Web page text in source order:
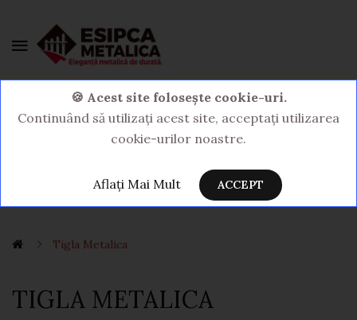
0 Produs(e) - 0,00LEI
Tigla Metalica
TIGLA METALICA
🍪 Acest site folosește cookie-uri.
Continuând să utilizați acest site, acceptați utilizarea
cookie-urilor noastre.
Aflați Mai Mult ACCEPT